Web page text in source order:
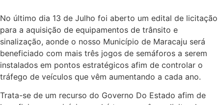
No último dia 13 de Julho foi aberto um edital de licitação
para a aquisição de equipamentos de trânsito e
sinalização, aonde o nosso Município de Maracaju será
beneficiado com mais três jogos de semáforos a serem
instalados em pontos estratégicos afim de controlar o
tráfego de veículos que vêm aumentando a cada ano.
Trata-se de um recurso do Governo Do Estado afim de